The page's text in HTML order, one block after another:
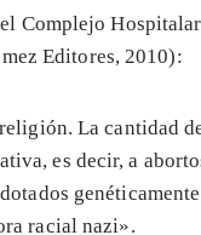
Complejo
Editores, 2010):
La cantidad
es decir, a
racial nazi».